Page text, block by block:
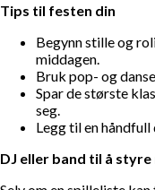
Tips til festen din
Begynn stille og
middagen.
Bruk pop- og
Spar de største
seg.
Legg til en håndfull
DJ eller band til å styre